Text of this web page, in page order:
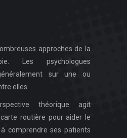
approches de la
Les psychologues
sur une ou
elles.
théorique agit
routière pour aider le
comprendre ses patients